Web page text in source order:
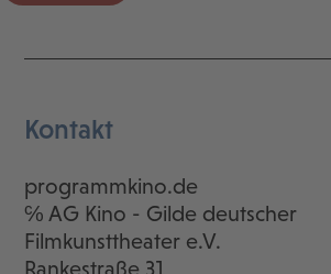
Kontakt
programmkino.de
℅ AG Kino - Gilde deutscher
Filmkunsttheater e.V.
Rankestraße 31